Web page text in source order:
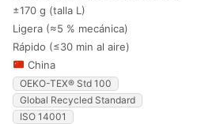
±170 g (talla L)
Ligera (≈5 % mecánica)
Rápido (≤30 min al aire)
China
OEKO-TEX® Std 100
Global Recycled Standard
ISO 14001